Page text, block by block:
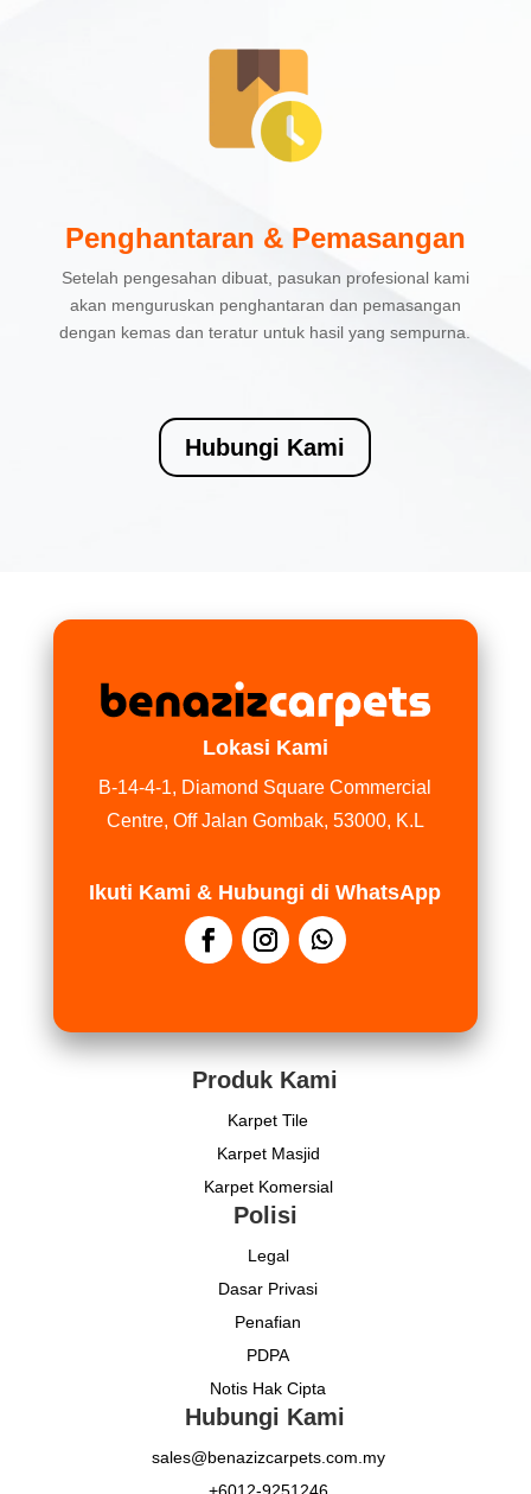
Penghantaran & Pemasangan
Setelah pengesahan dibuat, pasukan profesional kami
akan menguruskan penghantaran dan pemasangan
dengan kemas dan teratur untuk hasil yang sempurna.
Hubungi Kami
Lokasi Kami
B-14-4-1, Diamond Square Commercial
Centre, Off Jalan Gombak, 53000, K.L
Ikuti Kami & Hubungi di WhatsApp
Produk Kami
Karpet Tile
Karpet Masjid
Karpet Komersial
Polisi
Legal
Dasar Privasi
Penafian
PDPA
Notis Hak Cipta
Hubungi Kami
sales@benazizcarpets.com.my
+6012-9251246